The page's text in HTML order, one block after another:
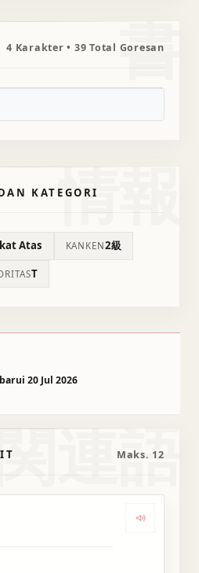
書
4 Karakter • 39 Total Goresan
情報
KATEGORI
Atas KANKEN2級
T
20 Jul 2026
連語
Maks. 12